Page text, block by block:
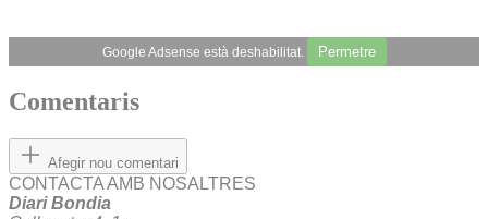
Google Adsense està deshabilitat. Permetre
Comentaris
Afegir nou comentari
CONTACTA AMB NOSALTRES
Diari Bondia